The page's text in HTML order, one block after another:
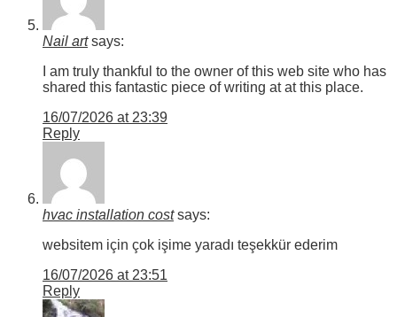
Nail art says:
I am truly thankful to the owner of this web site who has
shared this fantastic piece of writing at at this place.
16/07/2026 at 23:39
Reply
hvac installation cost says:
websitem için çok işime yaradı teşekkür ederim
16/07/2026 at 23:51
Reply